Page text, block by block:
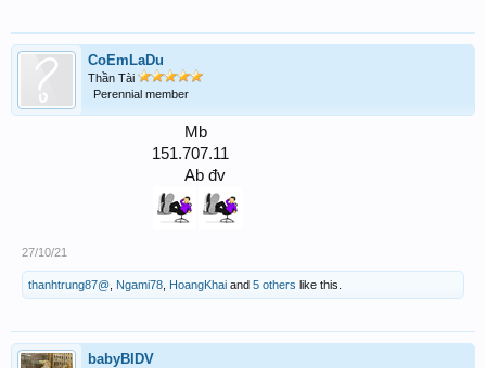
CoEmLaDu
Thần Tài
Perennial member
Mb ​
151.707.11
Ab đv​
27/10/21
thanhtrung87@ Ngami78 HoangKhai and 5 others like this.
babyBIDV